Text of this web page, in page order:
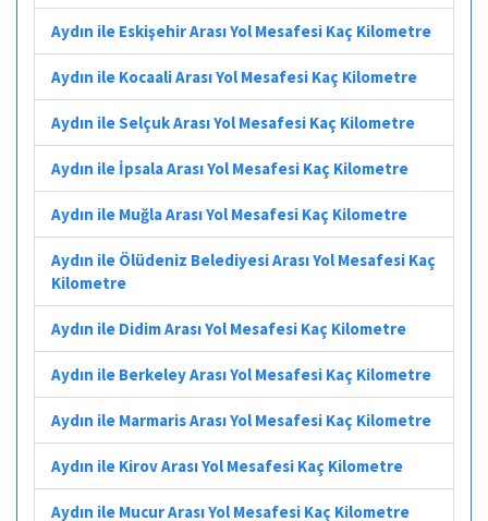
Aydın ile Eskişehir Arası Yol Mesafesi Kaç Kilometre
Aydın ile Kocaali Arası Yol Mesafesi Kaç Kilometre
Aydın ile Selçuk Arası Yol Mesafesi Kaç Kilometre
Aydın ile İpsala Arası Yol Mesafesi Kaç Kilometre
Aydın ile Muğla Arası Yol Mesafesi Kaç Kilometre
Aydın ile Ölüdeniz Belediyesi Arası Yol Mesafesi Kaç
Kilometre
Aydın ile Didim Arası Yol Mesafesi Kaç Kilometre
Aydın ile Berkeley Arası Yol Mesafesi Kaç Kilometre
Aydın ile Marmaris Arası Yol Mesafesi Kaç Kilometre
Aydın ile Kirov Arası Yol Mesafesi Kaç Kilometre
Aydın ile Mucur Arası Yol Mesafesi Kaç Kilometre